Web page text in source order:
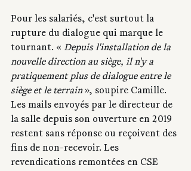
Pour les salariés, c'est surtout la
rupture du dialogue qui marque le
tournant. « Depuis l'installation de la
nouvelle direction au siège, il n'y a
pratiquement plus de dialogue entre le
siège et le terrain », soupire Camille.
Les mails envoyés par le directeur de
la salle depuis son ouverture en 2019
restent sans réponse ou reçoivent des
fins de non-recevoir. Les
revendications remontées en CSE